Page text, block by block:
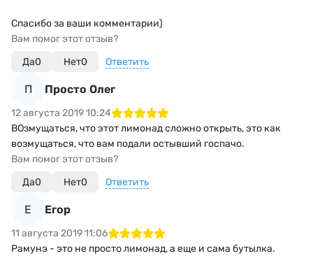
Спасибо за ваши комментарии)
Вам помог этот отзыв?
Да0 Нет0 Ответить
П Просто Олег
12 августа 2019 10:24
ВОзмущаться, что этот лимонад сложно открыть, это как
возмущаться, что вам подали остывший госпачо.
Вам помог этот отзыв?
Да0 Нет0 Ответить
Е Егор
11 августа 2019 11:06
Рамунэ - это не просто лимонад, а еще и сама бутылка.